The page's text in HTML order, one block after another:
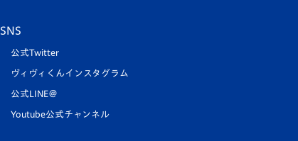
SNS
公式Twitter
ヴィヴィくんインスタグラム
公式LINE＠
Youtube公式チャンネル